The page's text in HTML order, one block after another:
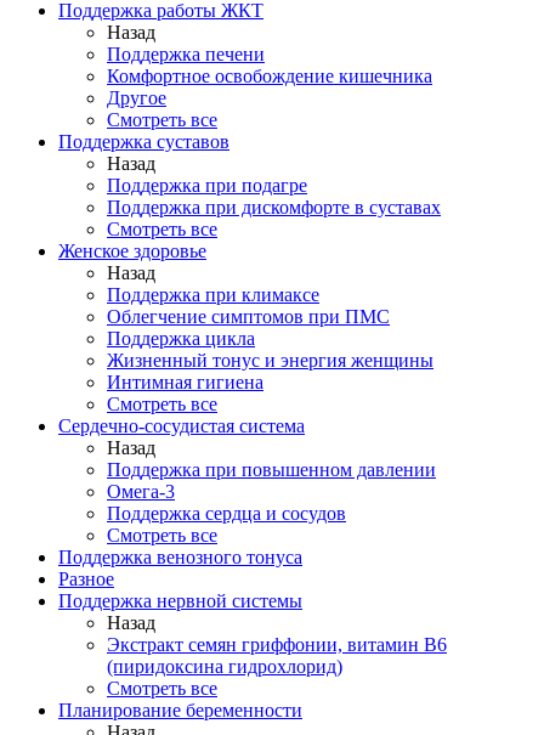
Поддержка работы ЖКТ
Назад
Поддержка печени
Комфортное освобождение кишечника
Другое
Смотреть все
Поддержка суставов
Назад
Поддержка при подагре
Поддержка при дискомфорте в суставах
Смотреть все
Женское здоровье
Назад
Поддержка при климаксе
Облегчение симптомов при ПМС
Поддержка цикла
Жизненный тонус и энергия женщины
Интимная гигиена
Смотреть все
Сердечно-сосудистая система
Назад
Поддержка при повышенном давлении
Омега-3
Поддержка сердца и сосудов
Смотреть все
Поддержка венозного тонуса
Разное
Поддержка нервной системы
Назад
Экстракт семян гриффонии, витамин В6
(пиридоксина гидрохлорид)
Смотреть все
Планирование беременности